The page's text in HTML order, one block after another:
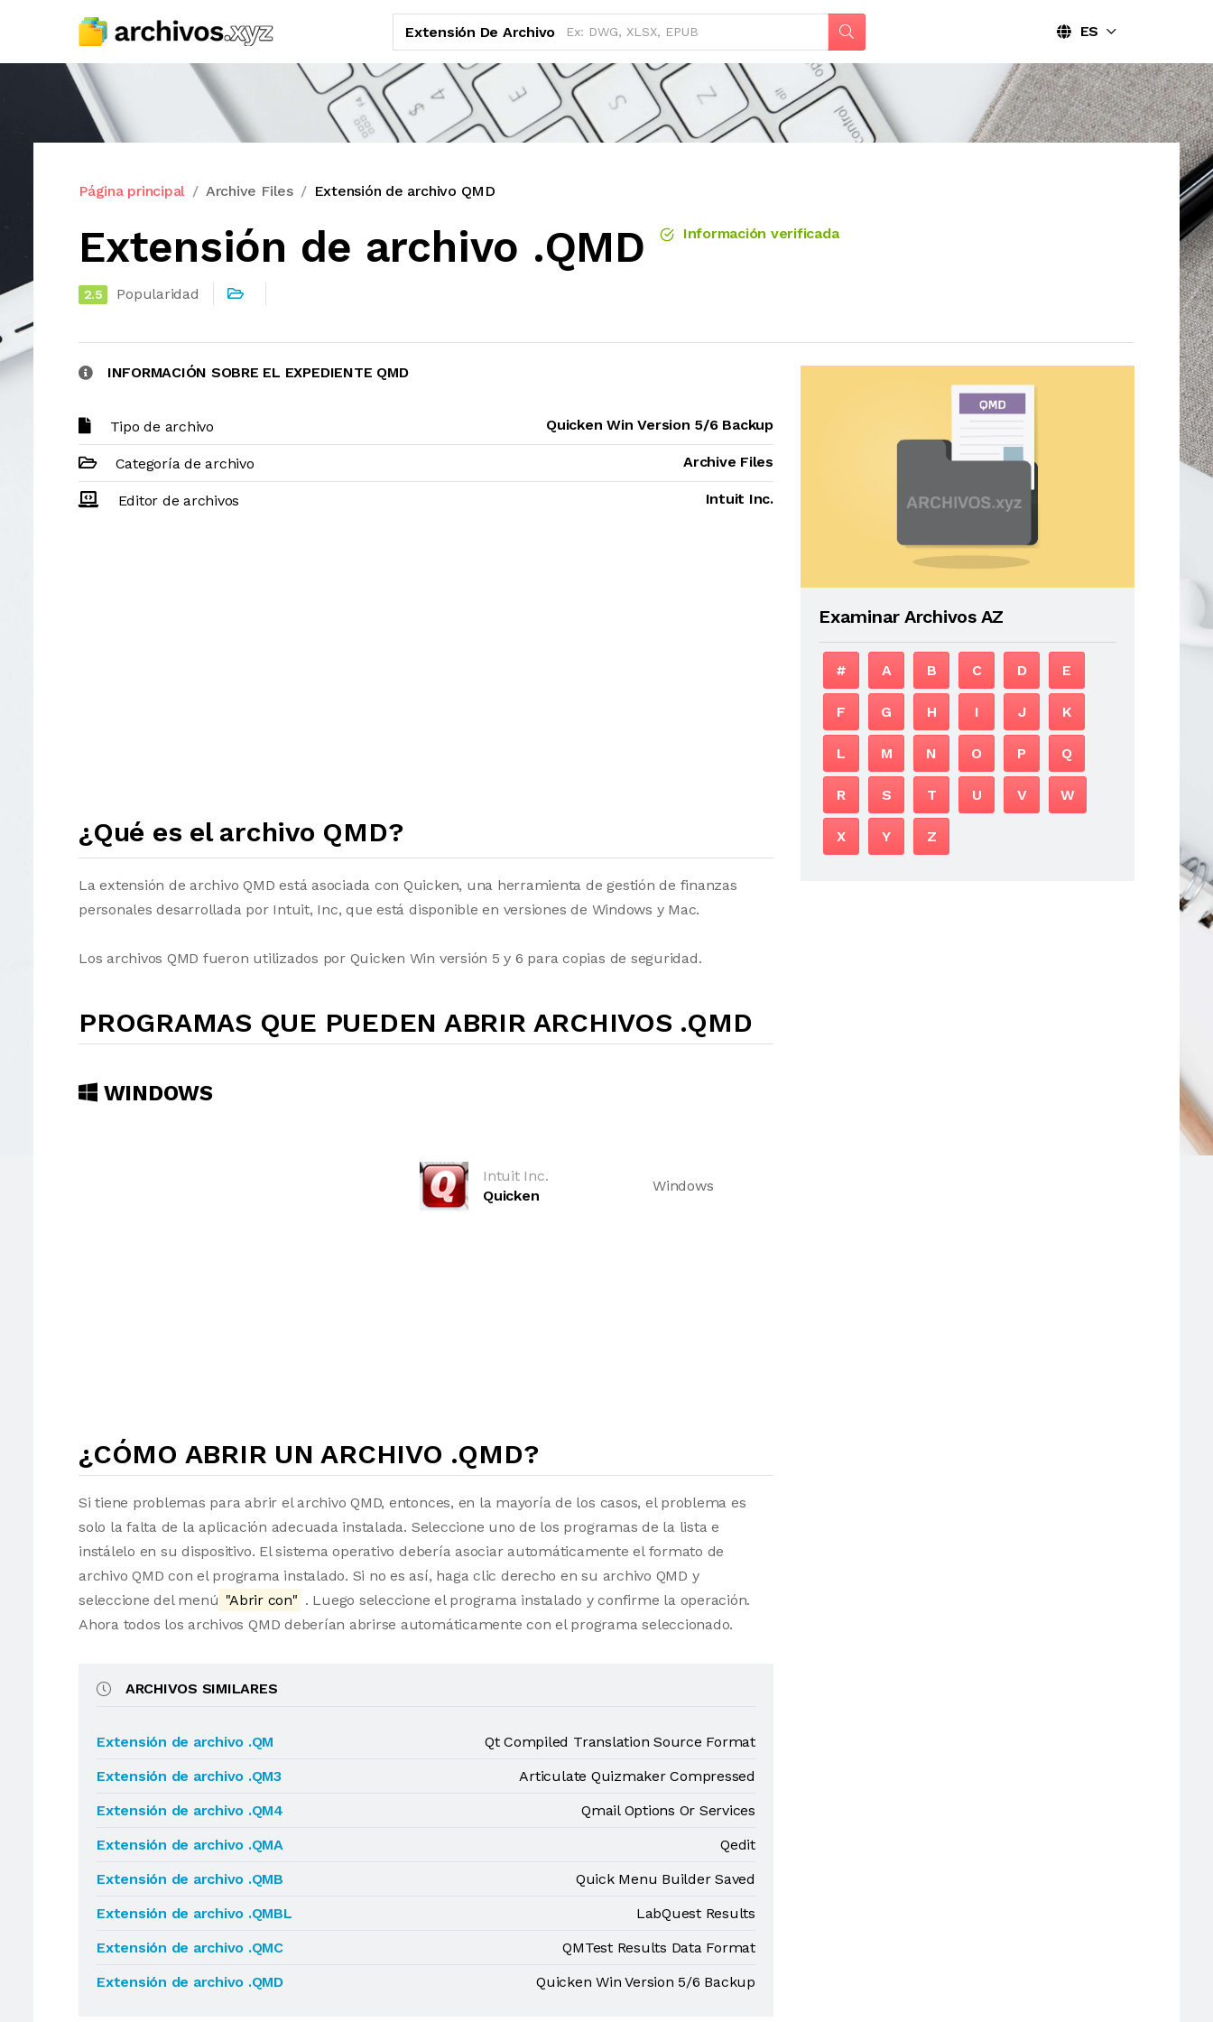
Extensión De Archivo ES
Página principal Archive Files Extensión de archivo QMD
Extensión de archivo .QMD Información verificada
2.5 Popularidad
INFORMACIÓN SOBRE EL EXPEDIENTE QMD
Tipo de archivo Quicken Win Version 5/6 Backup
Categoría de archivo Archive Files
Editor de archivos Intuit Inc.
¿Qué es el archivo QMD?
La extensión de archivo QMD está asociada con Quicken, una herramienta de gestión de finanzas
personales desarrollada por Intuit, Inc, que está disponible en versiones de Windows y Mac.
Los archivos QMD fueron utilizados por Quicken Win versión 5 y 6 para copias de seguridad.
PROGRAMAS QUE PUEDEN ABRIR ARCHIVOS .QMD
WINDOWS
Intuit Inc.
Quicken
Windows
¿CÓMO ABRIR UN ARCHIVO .QMD?
Si tiene problemas para abrir el archivo QMD, entonces, en la mayoría de los casos, el problema es
solo la falta de la aplicación adecuada instalada. Seleccione uno de los programas de la lista e
instálelo en su dispositivo. El sistema operativo debería asociar automáticamente el formato de
archivo QMD con el programa instalado. Si no es así, haga clic derecho en su archivo QMD y
seleccione del menú "Abrir con" . Luego seleccione el programa instalado y confirme la operación.
Ahora todos los archivos QMD deberían abrirse automáticamente con el programa seleccionado.
ARCHIVOS SIMILARES
Extensión de archivo .QM
Qt Compiled Translation Source Format
Extensión de archivo .QM3
Articulate Quizmaker Compressed
Extensión de archivo .QM4
Qmail Options Or Services
Extensión de archivo .QMA
Qedit
Extensión de archivo .QMB
Quick Menu Builder Saved
Extensión de archivo .QMBL
LabQuest Results
Extensión de archivo .QMC
QMTest Results Data Format
Extensión de archivo .QMD
Quicken Win Version 5/6 Backup
Examinar Archivos AZ
# A B C D E
F G H I J K
L M N O P Q
R S T U V W
X Y Z